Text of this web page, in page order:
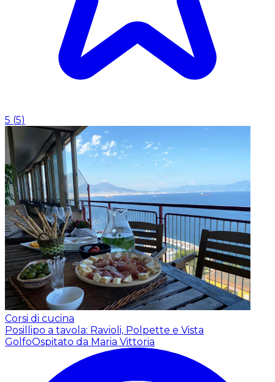
5 (5)
Corsi di cucina
Posillipo a tavola: Ravioli, Polpette e Vista
GolfoOspitato da Maria Vittoria